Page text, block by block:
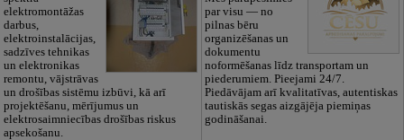
elektromontāžas
darbus,
elektroinstalācijas,
sadzīves tehnikas
un elektronikas
remontu, vājstrāvas
un drošības sistēmu izbūvi, kā arī
projektēšanu, mērījumus un
elektrosaimniecības drošības riskus
apsekošanu.
par visu — no
pilnas bēru
organizēšanas un
dokumentu
noformēšanas līdz transportam un
piederumiem. Pieejami 24/7.
Piedāvājam arī kvalitatīvas, autentiskas
tautiskās segas aizgājēja piemiņas
godināšanai.